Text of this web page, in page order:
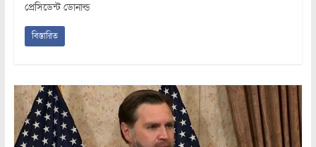
প্রেসিডেন্ট ডোনাল্ড
বিস্তারিত